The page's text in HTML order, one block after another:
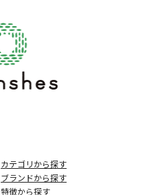
カテゴリから探す
ブランドから探す
特徴から探す